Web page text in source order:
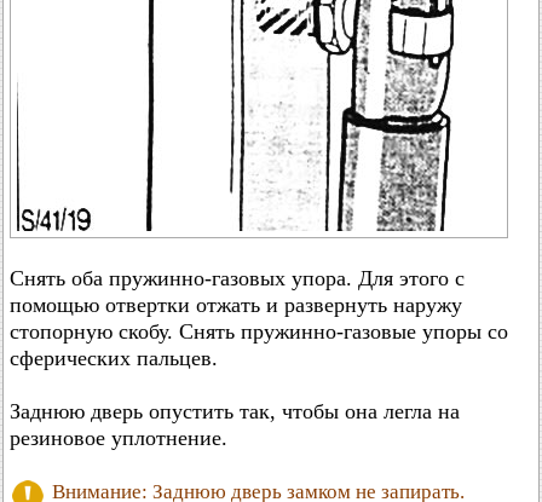
Снять оба пружинно-газовых упора. Для этого с
помощью отвертки отжать и развернуть наружу
стопорную скобу. Снять пружинно-газовые упоры со
сферических пальцев.
Заднюю дверь опустить так, чтобы она легла на
резиновое уплотнение.
Внимание: Заднюю дверь замком не запирать.